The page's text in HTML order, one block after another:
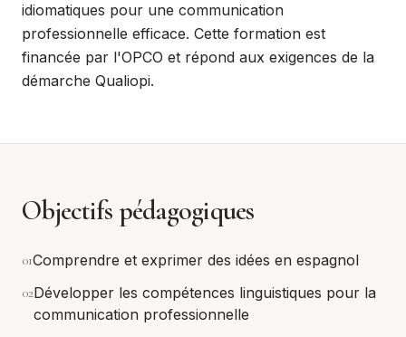
idiomatiques pour une communication
professionnelle efficace. Cette formation est
financée par l'OPCO et répond aux exigences de la
démarche Qualiopi.
Objectifs pédagogiques
01Comprendre et exprimer des idées en espagnol
02Développer les compétences linguistiques pour la
communication professionnelle